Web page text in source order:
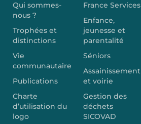
Qui sommes-
nous ?
Trophées et
distinctions
Vie
communautaire
Publications
Charte
d’utilisation du
logo
France Services
Enfance,
jeunesse et
parentalité
Séniors
Assainissement
et voirie
Gestion des
déchets
SICOVAD